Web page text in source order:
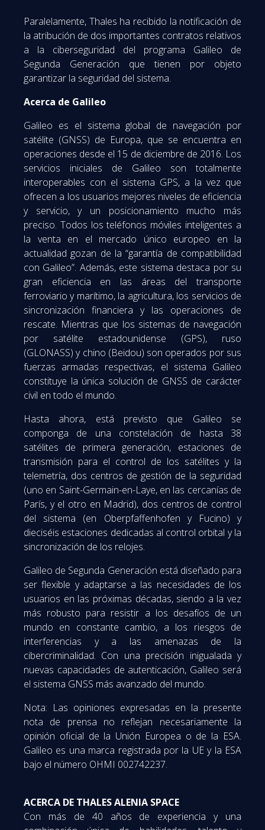
Paralelamente, Thales ha recibido la notificación de
la atribución de dos importantes contratos relativos
a la ciberseguridad del programa Galileo de
Segunda Generación que tienen por objeto
garantizar la seguridad del sistema.
Acerca de Galileo
Galileo es el sistema global de navegación por
satélite (GNSS) de Europa, que se encuentra en
operaciones desde el 15 de diciembre de 2016. Los
servicios iniciales de Galileo son totalmente
interoperables con el sistema GPS, a la vez que
ofrecen a los usuarios mejores niveles de eficiencia
y servicio, y un posicionamiento mucho más
preciso. Todos los teléfonos móviles inteligentes a
la venta en el mercado único europeo en la
actualidad gozan de la “garantía de compatibilidad
con Galileo”. Además, este sistema destaca por su
gran eficiencia en las áreas del transporte
ferroviario y marítimo, la agricultura, los servicios de
sincronización financiera y las operaciones de
rescate. Mientras que los sistemas de navegación
por satélite estadounidense (GPS), ruso
(GLONASS) y chino (Beidou) son operados por sus
fuerzas armadas respectivas, el sistema Galileo
constituye la única solución de GNSS de carácter
civil en todo el mundo.
Hasta ahora, está previsto que Galileo se
componga de una constelación de hasta 38
satélites de primera generación, estaciones de
transmisión para el control de los satélites y la
telemetría, dos centros de gestión de la seguridad
(uno en Saint-Germain-en-Laye, en las cercanías de
París, y el otro en Madrid), dos centros de control
del sistema (en Oberpfaffenhofen y Fucino) y
dieciséis estaciones dedicadas al control orbital y la
sincronización de los relojes.
Galileo de Segunda Generación está diseñado para
ser flexible y adaptarse a las necesidades de los
usuarios en las próximas décadas, siendo a la vez
más robusto para resistir a los desafíos de un
mundo en constante cambio, a los riesgos de
interferencias y a las amenazas de la
cibercriminalidad. Con una precisión inigualada y
nuevas capacidades de autenticación, Galileo será
el sistema GNSS más avanzado del mundo.
Nota: Las opiniones expresadas en la presente
nota de prensa no reflejan necesariamente la
opinión oficial de la Unión Europea o de la ESA.
Galileo es una marca registrada por la UE y la ESA
bajo el número OHMI 002742237.
ACERCA DE THALES ALENIA SPACE
Con más de 40 años de experiencia y una